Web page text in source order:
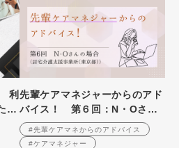
利
ヘ
先輩ケアマネジャーからのアド
バイス！ 第６回：N・Oさん
（居宅介護支援事業所（東京
都）・ケアマネジャー）後編
#先輩ケアマネからのアドバイス
#ケアマネジャー